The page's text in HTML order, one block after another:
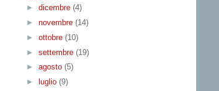
► dicembre (4)
► novembre (14)
► ottobre (10)
► settembre (19)
► agosto (5)
►
luglio (9)